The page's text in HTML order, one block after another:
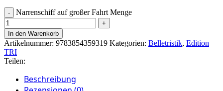
Narrenschiff auf großer Fahrt Menge
In den Warenkorb
Artikelnummer: 9783854359319 Kategorien: Belletristik, Edition
TRI
Teilen:
Beschreibung